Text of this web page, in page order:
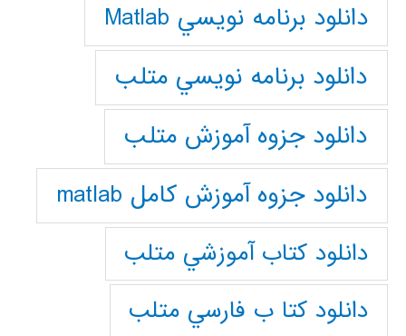
دانلود برنامه نويسي Matlab
دانلود برنامه نويسي متلب
دانلود جزوه آموزش متلب
دانلود جزوه آموزش کامل matlab
دانلود كتاب آموزشي متلب
دانلود كتا ب فارسي متلب